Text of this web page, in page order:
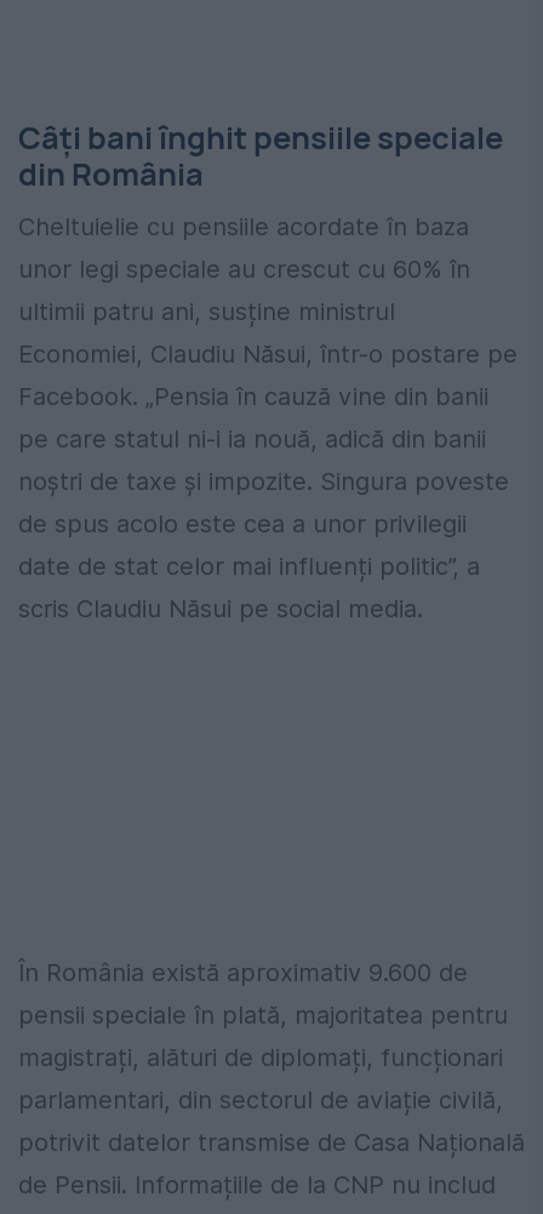
Câţi bani înghit pensiile speciale
din România
Cheltuielie cu pensiile acordate în baza
unor legi speciale au crescut cu 60% în
ultimii patru ani, susține ministrul
Economiei, Claudiu Năsui, într-o postare pe
Facebook. „Pensia în cauză vine din banii
pe care statul ni-i ia nouă, adică din banii
noștri de taxe și impozite. Singura poveste
de spus acolo este cea a unor privilegii
date de stat celor mai influenți politic”, a
scris Claudiu Năsui pe social media.
În România există aproximativ 9.600 de
pensii speciale în plată, majoritatea pentru
magistrați, alături de diplomați, funcționari
parlamentari, din sectorul de aviație civilă,
potrivit datelor transmise de Casa Națională
de Pensii. Informațiile de la CNP nu includ